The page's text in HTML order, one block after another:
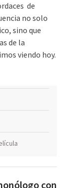
de
no solo
sino que
de la
viendo hoy.
con